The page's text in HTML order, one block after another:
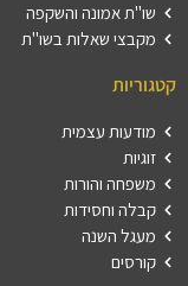
שו"ת אמונה והשקפה
מקבצי שאלות בשו"ת
קטגוריות
מודעות עצמית
זוגיות
משפחה והורות
קבלה וחסידות
מעגל השנה
קורסים